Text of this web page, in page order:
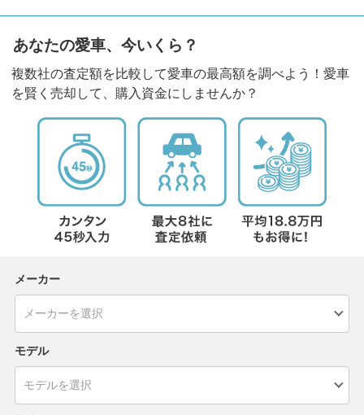
あなたの愛車、今いくら？
複数社の査定額を比較して愛車の最高額を調べよう！愛車
を賢く売却して、購入資金にしませんか？
メーカー
モデル